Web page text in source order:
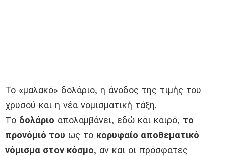
Το «μαλακό» δολάριο, η άνοδος της τιμής του
χρυσού και η νέα νομισματική τάξη.
Tο δολάριο απολαμβάνει, εδώ και καιρό, το
προνόμιό του ως το κορυφαίο αποθεματικό
νόμισμα στον κόσμο, αν και οι πρόσφατες